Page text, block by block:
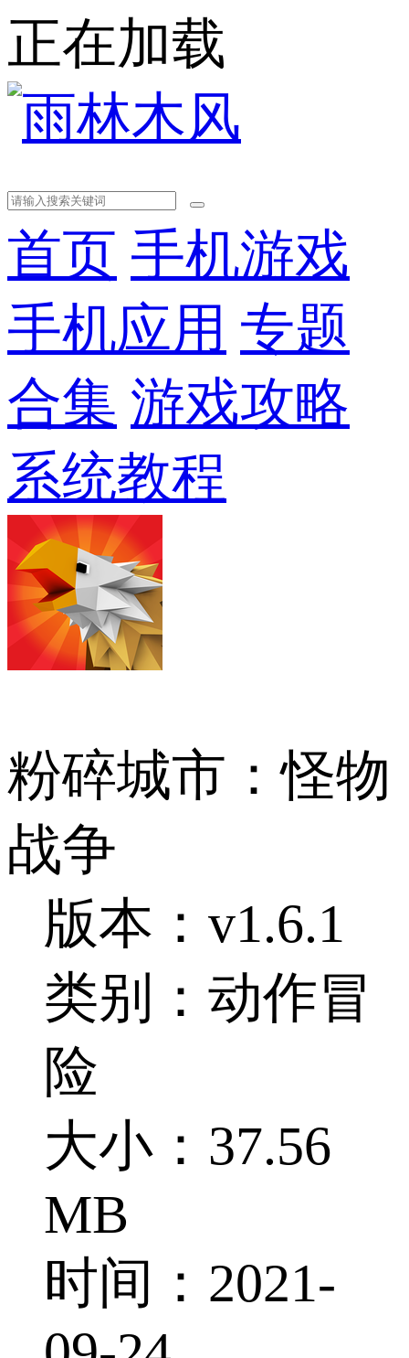
正在加载
首页 手机游戏
手机应用 专题
合集 游戏攻略
系统教程
粉碎城市：怪物
战争
版本：v1.6.1
类别：动作冒
险
大小：37.56
MB
时间：2021-